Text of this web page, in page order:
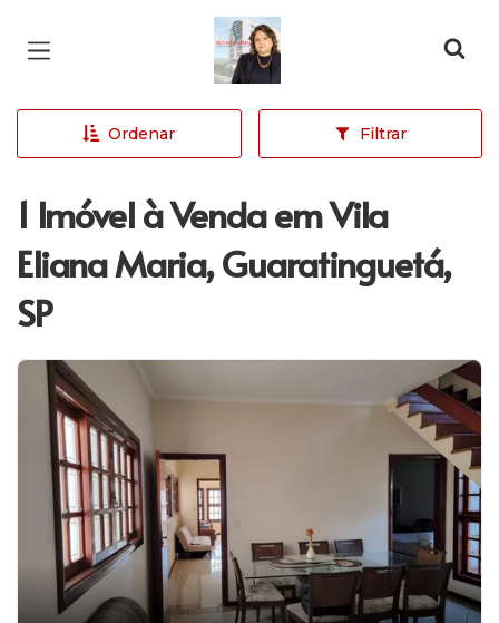
Página inicial
Ordenar Filtrar
1 Imóvel à Venda em Vila
Eliana Maria, Guaratinguetá,
SP